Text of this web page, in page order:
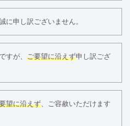
誠に申し訳ございません。
すが、 ご要望に沿えず申し訳ござ
望に沿えず 、ご容赦いただけます